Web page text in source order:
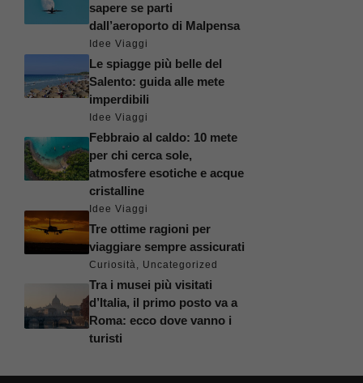
sapere se parti
dall’aeroporto di Malpensa
Idee Viaggi
Le spiagge più belle del
Salento: guida alle mete
imperdibili
Idee Viaggi
Febbraio al caldo: 10 mete
per chi cerca sole,
atmosfere esotiche e acque
cristalline
Idee Viaggi
Tre ottime ragioni per
viaggiare sempre assicurati
Curiosità, Uncategorized
Tra i musei più visitati
d’Italia, il primo posto va a
Roma: ecco dove vanno i
turisti